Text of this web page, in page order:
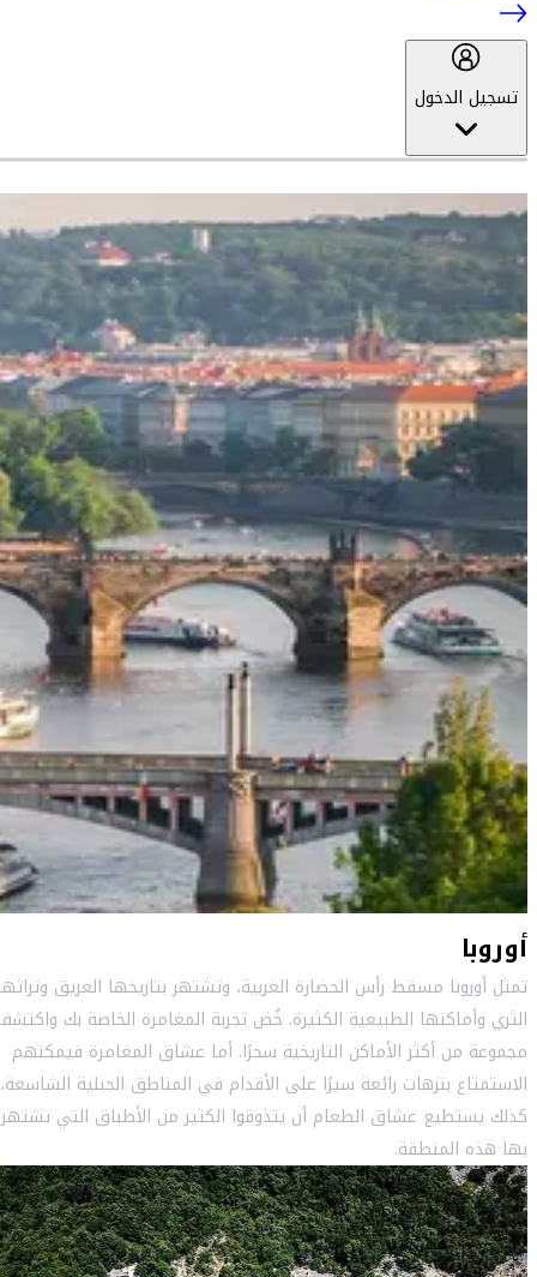
تسجيل الدخول
أوروبا
تمثل أوروبا مسقط رأس الحضارة الغربية، وتشتهر بتاريخها العريق
الثري وأماكنها الطبيعية الكثيرة. خُض تجربة المغامرة الخاصة بك
مجموعة من أكثر الأماكن التاريخية سحرًا. أما عشاق المغامرة فيمكنهم
الاستمتاع بنزهات رائعة سيرًا على الأقدام في المناطق الجبلية الشاسعة،
كذلك يستطيع عشاق الطعام أن يتذوقوا الكثير من الأطباق التي تشتهر
بها هذه المنطقة.